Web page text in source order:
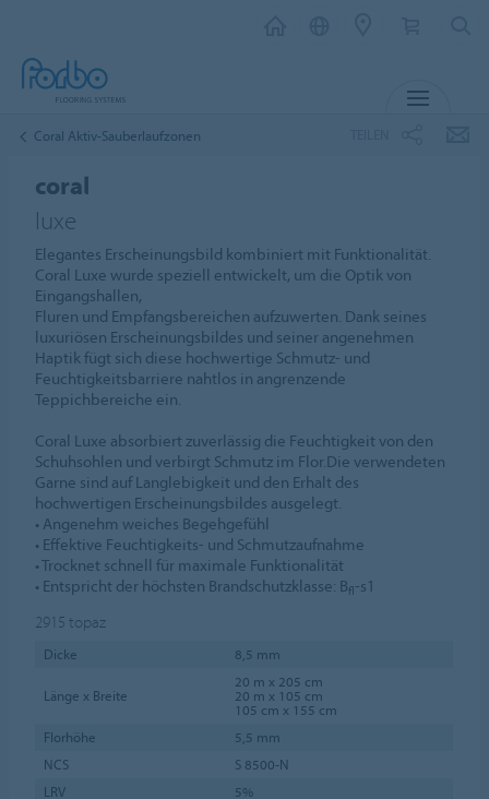
Coral Aktiv-Sauberlaufzonen
coral
luxe
Elegantes Erscheinungsbild kombiniert mit Funktionalität.
Coral Luxe wurde speziell entwickelt, um die Optik von
Eingangshallen,
Fluren und Empfangsbereichen aufzuwerten. Dank seines
luxuriösen Erscheinungsbildes und seiner angenehmen
Haptik fügt sich diese hochwertige Schmutz- und
Feuchtigkeitsbarriere nahtlos in angrenzende
Teppichbereiche ein.
Coral Luxe absorbiert zuverlässig die Feuchtigkeit von den
Schuhsohlen und verbirgt Schmutz im Flor.Die verwendeten
Garne sind auf Langlebigkeit und den Erhalt des
hochwertigen Erscheinungsbildes ausgelegt.
• Angenehm weiches Begehgefühl
• Effektive Feuchtigkeits- und Schmutzaufnahme
• Trocknet schnell für maximale Funktionalität
• Entspricht der höchsten Brandschutzklasse: Bfl-s1
2915 topaz
Dicke 8,5 mm
Länge x Breite
20 m x 205 cm
20 m x 105 cm
105 cm x 155 cm
Florhöhe
5,5 mm
NCS
S 8500-N
LRV
5%